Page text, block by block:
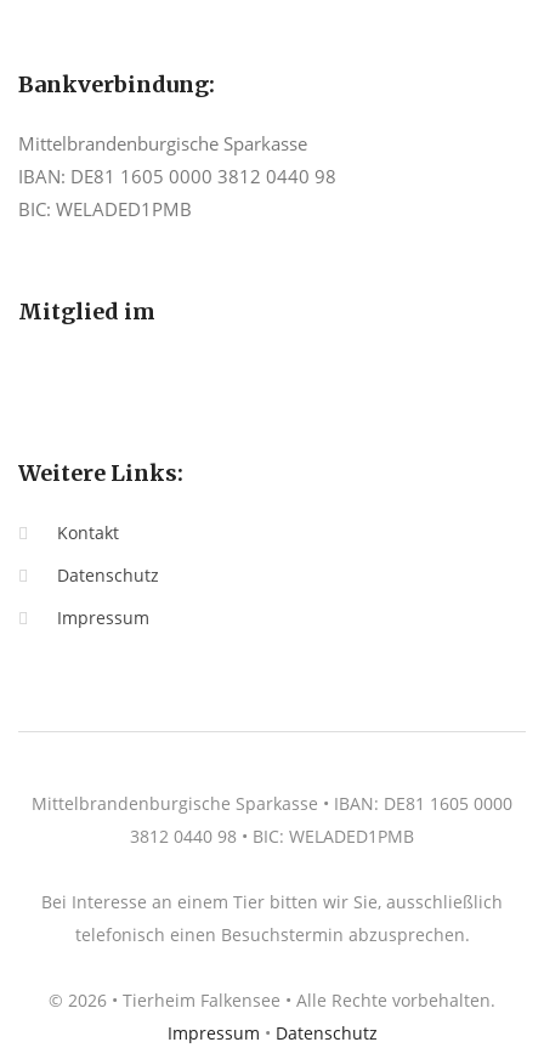
Bankverbindung:
Mittelbrandenburgische Sparkasse
IBAN: DE81 1605 0000 3812 0440 98
BIC: WELADED1PMB
Mitglied im
Weitere Links:
Kontakt
Datenschutz
Impressum
Mittelbrandenburgische Sparkasse • IBAN: DE81 1605 0000
3812 0440 98 • BIC: WELADED1PMB
Bei Interesse an einem Tier bitten wir Sie, ausschließlich
telefonisch einen Besuchstermin abzusprechen.
© 2026 • Tierheim Falkensee • Alle Rechte vorbehalten.
Impressum • Datenschutz